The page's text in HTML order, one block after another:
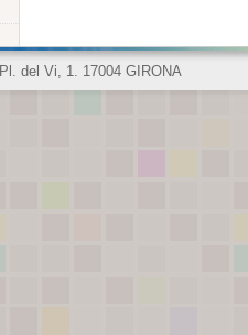
Pl. del Vi, 1. 17004 GIRONA